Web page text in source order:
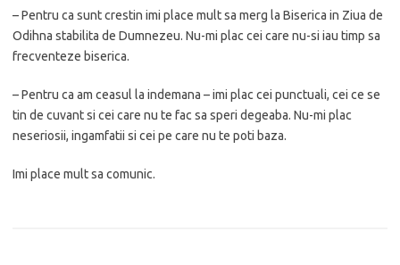
– Pentru ca sunt crestin imi place mult sa merg la Biserica in Ziua de
Odihna stabilita de Dumnezeu. Nu-mi plac cei care nu-si iau timp sa
frecventeze biserica.
– Pentru ca am ceasul la indemana – imi plac cei punctuali, cei ce se
tin de cuvant si cei care nu te fac sa speri degeaba. Nu-mi plac
neseriosii, ingamfatii si cei pe care nu te poti baza.
Imi place mult sa comunic.